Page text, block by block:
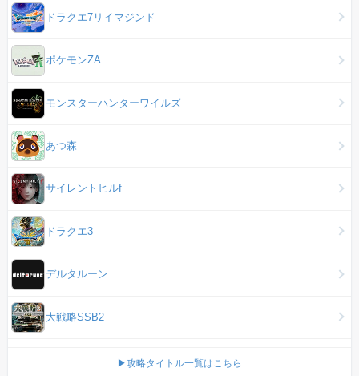
ドラクエ7リイマジンド
ポケモンZA
モンスターハンターワイルズ
あつ森
サイレントヒルf
ドラクエ3
デルタルーン
大戦略SSB2
▶攻略タイトル一覧はこちら